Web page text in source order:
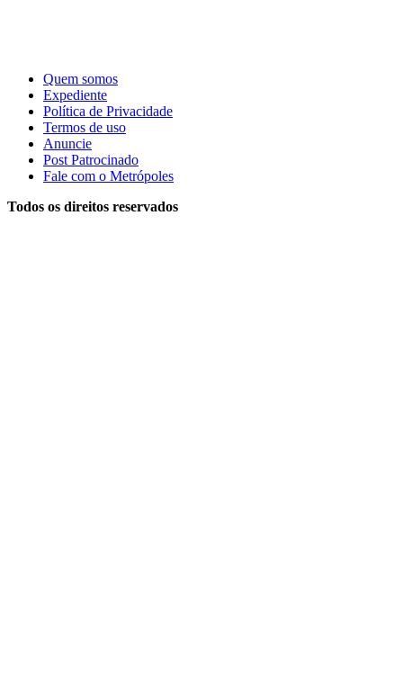
Quem somos
Expediente
Política de Privacidade
Termos de uso
Anuncie
Post Patrocinado
Fale com o Metrópoles
Todos os direitos reservados